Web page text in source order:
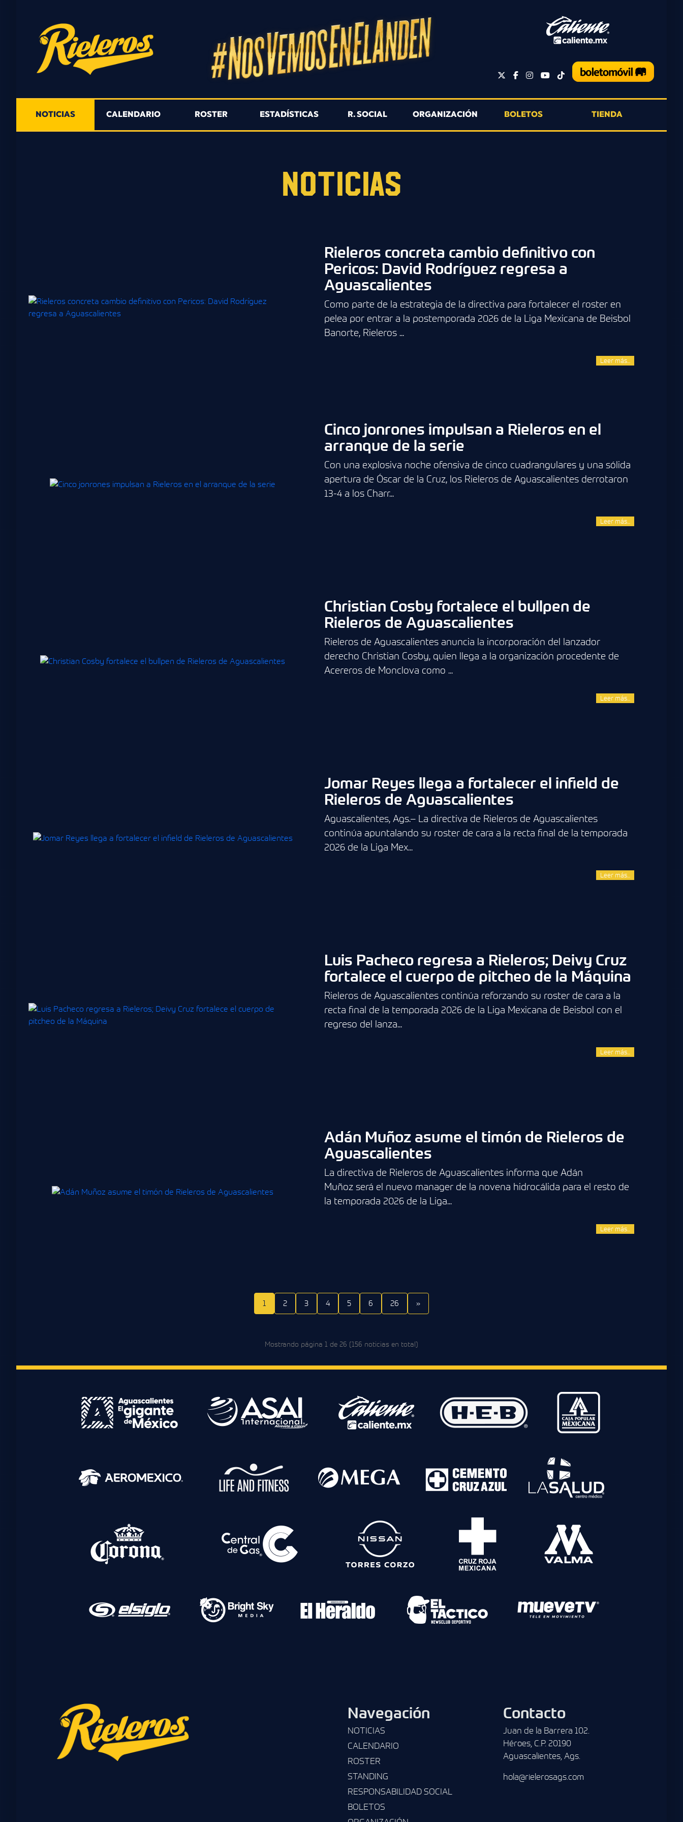
NOTICIAS CALENDARIO ROSTER ESTADÍSTICAS R. SOCIAL ORGANIZACIÓN BOLETOS TIENDA
NOTICIAS
Rieleros concreta cambio definitivo con
Pericos: David Rodríguez regresa a
Aguascalientes
Como parte de la estrategia de la directiva para fortalecer el roster en
pelea por entrar a la postemporada 2026 de la Liga Mexicana de Beisbol
Banorte, Rieleros ...
Leer más...
Cinco jonrones impulsan a Rieleros en el
arranque de la serie
Con una explosiva noche ofensiva de cinco cuadrangulares y una sólida
apertura de Óscar de la Cruz, los Rieleros de Aguascalientes derrotaron
13-4 a los Charr...
Leer más...
Christian Cosby fortalece el bullpen de
Rieleros de Aguascalientes
Rieleros de Aguascalientes anuncia la incorporación del lanzador
derecho Christian Cosby, quien llega a la organización procedente de
Acereros de Monclova como ...
Leer más...
Jomar Reyes llega a fortalecer el infield de
Rieleros de Aguascalientes
Aguascalientes, Ags.– La directiva de Rieleros de Aguascalientes
continúa apuntalando su roster de cara a la recta final de la temporada
2026 de la Liga Mex...
Leer más...
Luis Pacheco regresa a Rieleros; Deivy Cruz
fortalece el cuerpo de pitcheo de la Máquina
Rieleros de Aguascalientes continúa reforzando su roster de cara a la
recta final de la temporada 2026 de la Liga Mexicana de Beisbol con el
regreso del lanza...
Leer más...
Adán Muñoz asume el timón de Rieleros de
Aguascalientes
La directiva de Rieleros de Aguascalientes informa que Adán
Muñoz será el nuevo manager de la novena hidrocálida para el resto de
la temporada 2026 de la Liga...
Leer más...
1 2 3 4 5 6 26 »
Mostrando página 1 de 26 (156 noticias en total)
Navegación
NOTICIAS
CALENDARIO
ROSTER
STANDING
RESPONSABILIDAD SOCIAL
BOLETOS
Contacto
Juan de la Barrera 102.
Héroes, C.P. 20190
Aguascalientes, Ags.
hola@rielerosags.com